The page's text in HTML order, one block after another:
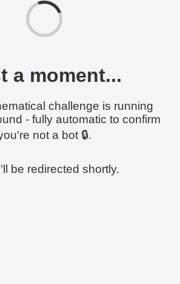
a moment...
challenge is running
- fully automatic to confirm
not a bot 🔒.
be redirected shortly.